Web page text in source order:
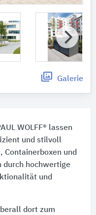
Galerie
WOLFF® lassen
und stilvoll
Containerboxen und
durch hochwertige
und
dort zum